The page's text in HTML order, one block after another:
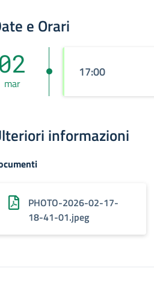
e Orari
mar
17:00
informazioni
PHOTO-2026-02-17-
18-41-01.jpeg